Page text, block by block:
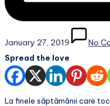
January 27, 2019 No
Spread the love
La finele săptămânii care